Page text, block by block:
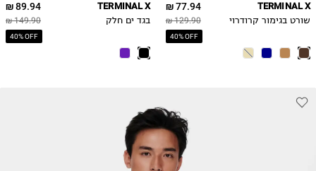
77.94 ₪
129.90 ₪
40% OFF
TERMINAL X
שורט בגימור קרודרוי
89.94 ₪
149.90 ₪
40% OFF
TERMINAL X
בגד ים חלק